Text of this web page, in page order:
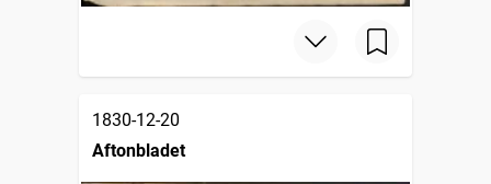
1830-12-20
Aftonbladet